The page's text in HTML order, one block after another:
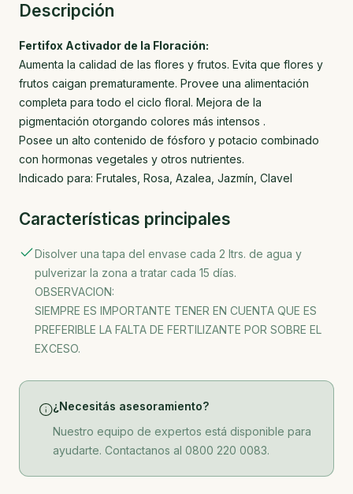
Descripción
Fertifox Activador de la Floración:
Aumenta la calidad de las flores y frutos. Evita que flores y
frutos caigan prematuramente. Provee una alimentación
completa para todo el ciclo floral. Mejora de la
pigmentación otorgando colores más intensos .
Posee un alto contenido de fósforo y potacio combinado
con hormonas vegetales y otros nutrientes.
Indicado para: Frutales, Rosa, Azalea, Jazmín, Clavel
Características principales
Disolver una tapa del envase cada 2 ltrs. de agua y
pulverizar la zona a tratar cada 15 días.
OBSERVACION:
SIEMPRE ES IMPORTANTE TENER EN CUENTA QUE ES
PREFERIBLE LA FALTA DE FERTILIZANTE POR SOBRE EL
EXCESO.
¿Necesitás asesoramiento?
Nuestro equipo de expertos está disponible para
ayudarte. Contactanos al 0800 220 0083.